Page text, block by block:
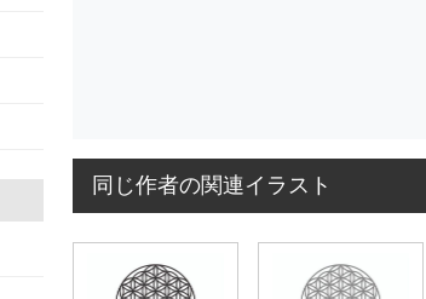
同じ作者の関連イラスト